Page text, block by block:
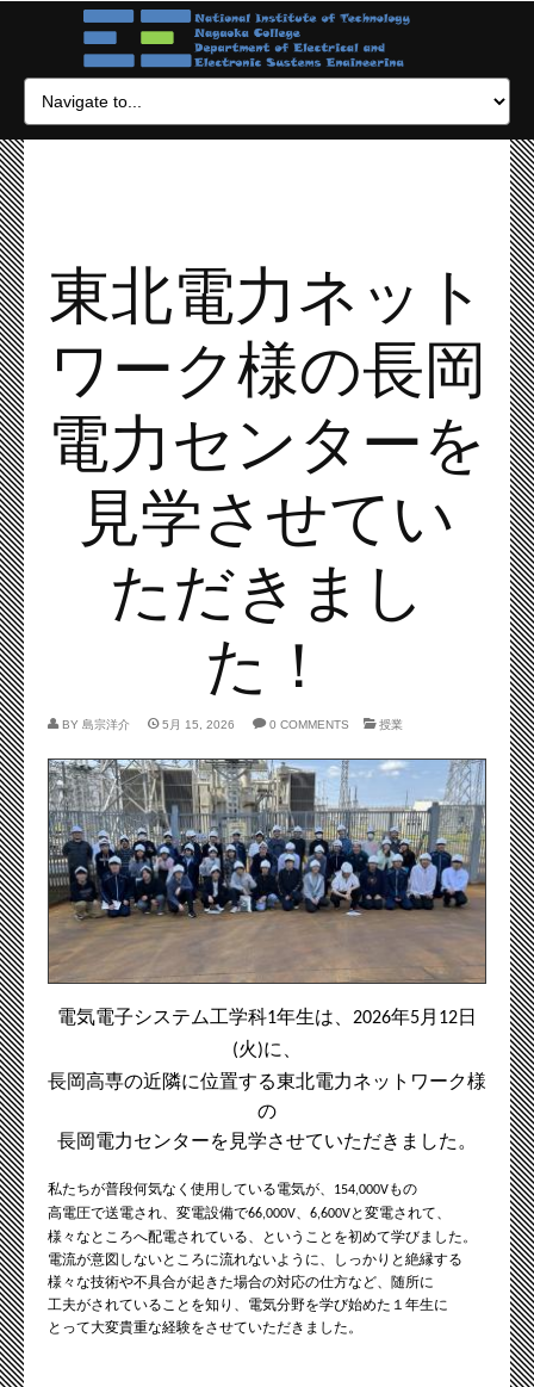
東北電力ネット
ワーク様の長岡
電力センターを
見学させてい
ただきまし
た！
BY 島宗洋介 5月 15, 2026 0 COMMENTS 授業
電気電子システム工学科1年生は、 2026年5月 12日
(火)に、
長岡高専の近隣に位置する東北電力ネットワーク様
の
長岡電力センターを見学させていただきました。
私たちが普段何気なく使用している電気が、 154,000Vもの
高電圧で送電され、 変電設備で66,000V、 6,600Vと変電されて、
様々なところへ配電されている、ということを初めて学びました。
電流が意図しないところに流れないように、しっかりと絶縁する
様々な技術や不具合が起きた場合の対応の仕方など、随所に
工夫がされていることを知り、 電気分野を学び始めた１年生に
とって大変貴重な経験をさせていただきました。